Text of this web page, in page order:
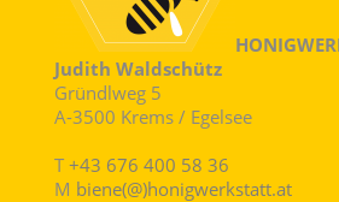
Judith Waldschütz
Gründlweg 5
A-3500 Krems / Egelsee
T +43 676 400 58 36
M biene(@)honigwerkstatt.at